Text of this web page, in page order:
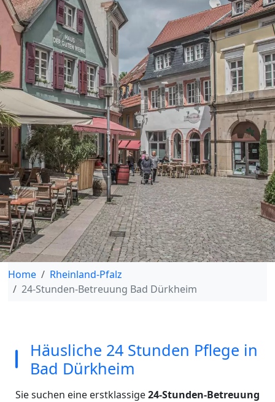
Home
Rheinland-Pfalz
24-Stunden-Betreuung Bad Dürkheim
Häusliche 24 Stunden Pflege in
Bad Dürkheim
Sie suchen eine erstklassige24-Stunden-Betreuung